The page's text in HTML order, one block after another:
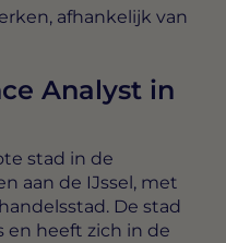
afhankelijk van
Analyst in
stad in de
aan de IJssel, met
De stad
en heeft zich in de